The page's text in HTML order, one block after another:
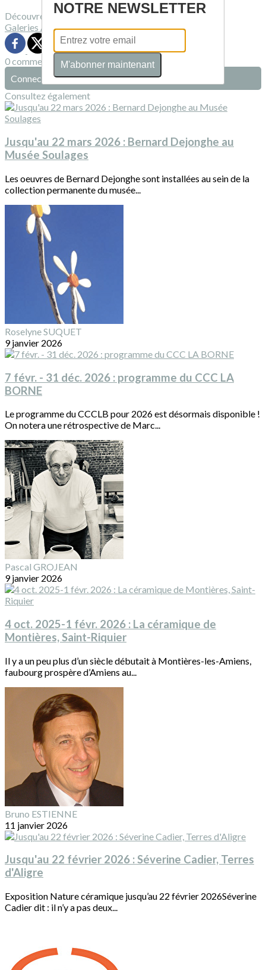
Découvrez davantage d'articles sur ces thèmes :
Galeries ArtistesExposition
0 commentaire(s)
Connectez-vous pour laisser un commentaire
Consultez également
Jusqu'au 22 mars 2026 : Bernard Dejonghe au
Musée Soulages
Les oeuvres de Bernard Dejonghe sont installées au sein de la
collection permanente du musée...
Roselyne SUQUET
9 janvier 2026
7 févr. - 31 déc. 2026 : programme du CCC LA
BORNE
Le programme du CCCLB pour 2026 est désormais disponible !
On notera une rétrospective de Marc...
Pascal GROJEAN
9 janvier 2026
4 oct. 2025-1 févr. 2026 : La céramique de
Montières, Saint-Riquier
Il y a un peu plus d’un siècle débutait à Montières-les-Amiens,
faubourg prospère d’Amiens au...
Bruno ESTIENNE
11 janvier 2026
Jusqu'au 22 février 2026 : Séverine Cadier, Terres
d'Aligre
Exposition Nature céramique jusqu’au 22 février 2026Séverine
Cadier dit : il n’y a pas deux...
NOTRE NEWSLETTER
M'abonner maintenant